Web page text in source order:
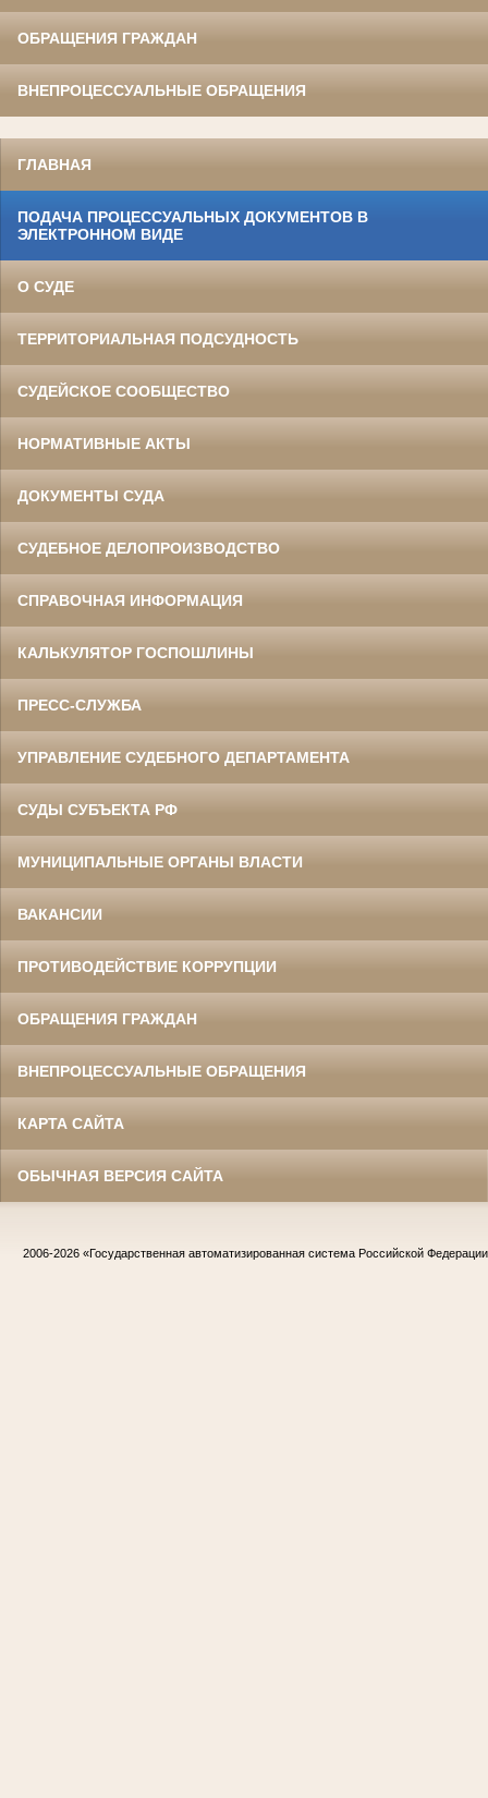
ОБРАЩЕНИЯ ГРАЖДАН
ВНЕПРОЦЕССУАЛЬНЫЕ ОБРАЩЕНИЯ
ГЛАВНАЯ
ПОДАЧА ПРОЦЕССУАЛЬНЫХ ДОКУМЕНТОВ В
ЭЛЕКТРОННОМ ВИДЕ
О СУДЕ
ТЕРРИТОРИАЛЬНАЯ ПОДСУДНОСТЬ
СУДЕЙСКОЕ СООБЩЕСТВО
НОРМАТИВНЫЕ АКТЫ
ДОКУМЕНТЫ СУДА
СУДЕБНОЕ ДЕЛОПРОИЗВОДСТВО
СПРАВОЧНАЯ ИНФОРМАЦИЯ
КАЛЬКУЛЯТОР ГОСПОШЛИНЫ
ПРЕСС-СЛУЖБА
УПРАВЛЕНИЕ СУДЕБНОГО ДЕПАРТАМЕНТА
СУДЫ СУБЪЕКТА РФ
МУНИЦИПАЛЬНЫЕ ОРГАНЫ ВЛАСТИ
ВАКАНСИИ
ПРОТИВОДЕЙСТВИЕ КОРРУПЦИИ
ОБРАЩЕНИЯ ГРАЖДАН
ВНЕПРОЦЕССУАЛЬНЫЕ ОБРАЩЕНИЯ
КАРТА САЙТА
ОБЫЧНАЯ ВЕРСИЯ САЙТА
2006-2026 «Государственная автоматизированная система Российской